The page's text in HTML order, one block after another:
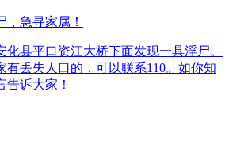
急寻家属！
化县平口资江大桥下面发现一具浮尸。
有丢失人口的，可以联系110。如你知
诉大家！